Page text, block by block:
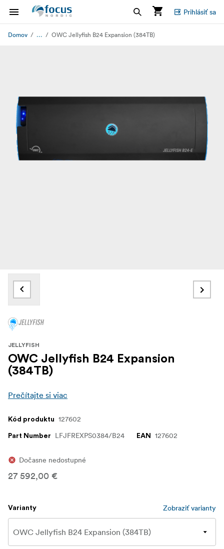
Prihlásiť sa
Domov ... OWC Jellyfish B24 Expansion (384TB)
JELLYFISH
OWC Jellyfish B24 Expansion
(384TB)
Prečítajte si viac
Kód produktu 127602
Part Number LFJFREXPS0384/B24 EAN 127602
Dočasne nedostupné
27 592,00 €
Varianty Zobraziť varianty